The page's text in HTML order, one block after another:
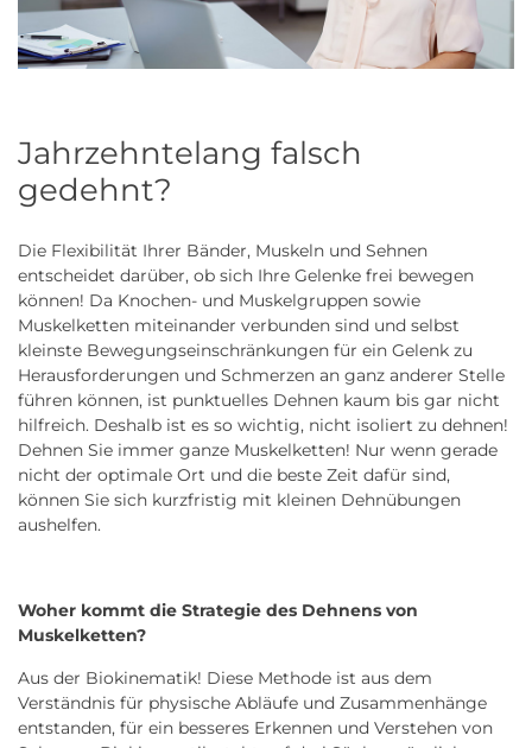
Jahrzehntelang falsch
gedehnt?
Die Flexibilität Ihrer Bänder, Muskeln und Sehnen
entscheidet darüber, ob sich Ihre Gelenke frei bewegen
können! Da Knochen- und Muskelgruppen sowie
Muskelketten miteinander verbunden sind und selbst
kleinste Bewegungseinschränkungen für ein Gelenk zu
Herausforderungen und Schmerzen an ganz anderer Stelle
führen können, ist punktuelles Dehnen kaum bis gar nicht
hilfreich. Deshalb ist es so wichtig, nicht isoliert zu dehnen!
Dehnen Sie immer ganze Muskelketten! Nur wenn gerade
nicht der optimale Ort und die beste Zeit dafür sind,
können Sie sich kurzfristig mit kleinen Dehnübungen
aushelfen.
Woher kommt die Strategie des Dehnens von
Muskelketten?
Aus der Biokinematik! Diese Methode ist aus dem
Verständnis für physische Abläufe und Zusammenhänge
entstanden, für ein besseres Erkennen und Verstehen von